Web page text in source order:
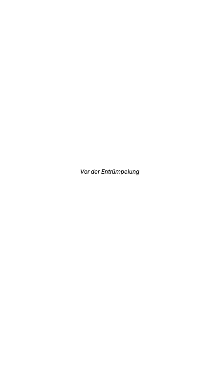
Vor der Entrümpelung